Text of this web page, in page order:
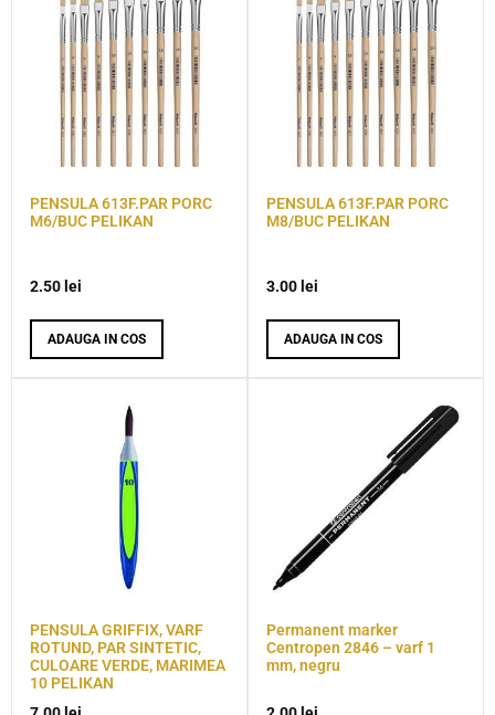
PENSULA 613F.PAR PORC
M6/BUC PELIKAN
2.50 lei
ADAUGA IN COS
PENSULA 613F.PAR PORC
M8/BUC PELIKAN
3.00 lei
ADAUGA IN COS
PENSULA GRIFFIX, VARF
ROTUND, PAR SINTETIC,
CULOARE VERDE, MARIMEA
10 PELIKAN
Permanent marker
Centropen 2846 – varf 1
mm, negru